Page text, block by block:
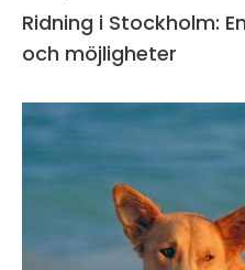
Ridning i Stockholm:
och möjligheter